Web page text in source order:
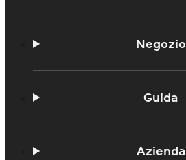
Negozio
Prodotti per Mac
Guida
Portale didattico
Azienda